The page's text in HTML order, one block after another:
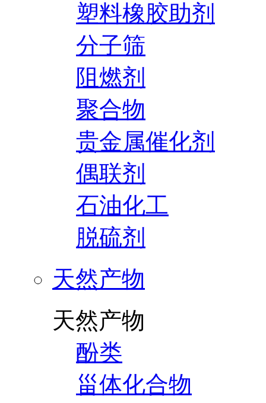
塑料橡胶助剂
分子筛
阻燃剂
聚合物
贵金属催化剂
偶联剂
石油化工
脱硫剂
天然产物
天然产物
酚类
甾体化合物